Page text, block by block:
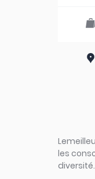
les
diversité.